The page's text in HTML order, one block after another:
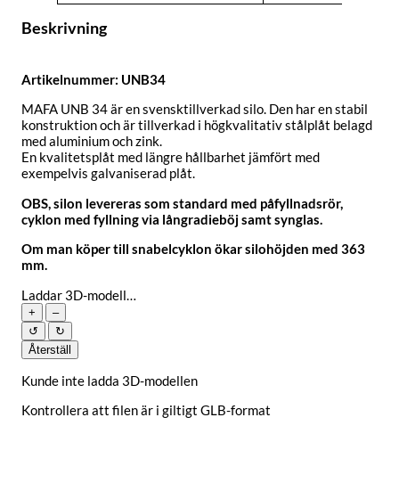
Beskrivning
Artikelnummer: UNB34
MAFA UNB 34 är en svensktillverkad silo. Den har en stabil
konstruktion och är tillverkad i högkvalitativ stålplåt belagd
med aluminium och zink.
En kvalitetsplåt med längre hållbarhet jämfört med
exempelvis galvaniserad plåt.
OBS, silon levereras som standard med påfyllnadsrör,
cyklon med fyllning via långradieböj samt synglas.
Om man köper till snabelcyklon ökar silohöjden med 363
mm.
Laddar 3D-modell…
+
–
↺
↻
Återställ
Kunde inte ladda 3D-modellen
Kontrollera att filen är i giltigt GLB-format